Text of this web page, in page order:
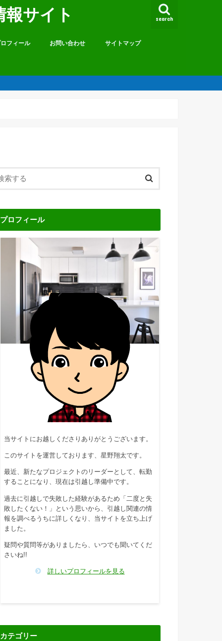
サイト search
フィール お問い合わせ サイトマップ
プロフィール
当サイトにお越しくださりありがとうございます。
このサイトを運営しております、星野翔太です。
最近、新たなプロジェクトのリーダーとして、転勤
することになり、現在は引越し準備中です。
過去に引越しで失敗した経験があるため「二度と失
敗したくない！」という思いから、引越し関連の情
報を調べるうちに詳しくなり、当サイトを立ち上げ
ました。
疑問や質問等がありましたら、いつでも聞いてくだ
さいね!!
詳しいプロフィールを見る
カテゴリー